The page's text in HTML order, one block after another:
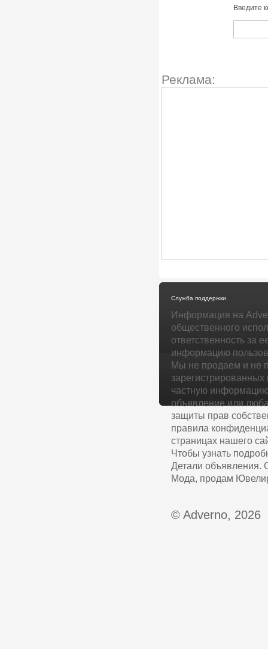
Введите
Реклама:
Служба поддержки
Информация на
общественного
ответственность за
информацию
Мы не продаем и не
частную информацию
объявление или
защиты прав
правила
страницах нашего
Чтобы узнать
Детали
Мода, продам
© Adverno, 2026